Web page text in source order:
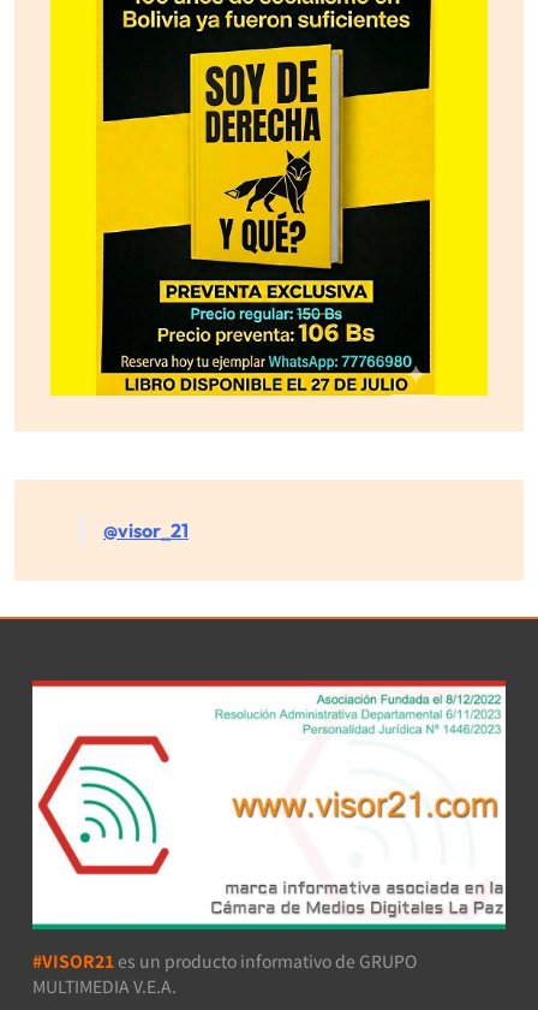
@visor_21
#VISOR21 es un producto informativo de GRUPO
MULTIMEDIA V.E.A.